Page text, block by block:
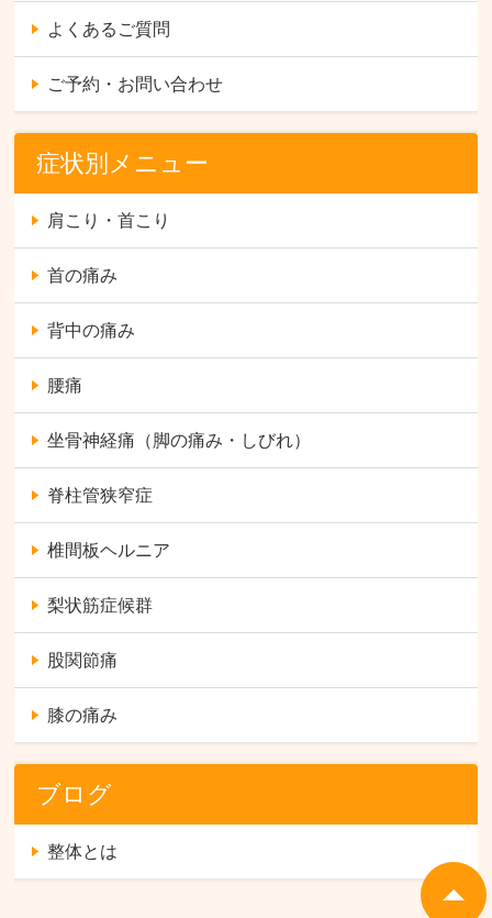
よくあるご質問
ご予約・お問い合わせ
症状別メニュー
肩こり・首こり
首の痛み
背中の痛み
腰痛
坐骨神経痛（脚の痛み・しびれ）
脊柱管狭窄症
椎間板ヘルニア
梨状筋症候群
股関節痛
膝の痛み
ブログ
整体とは